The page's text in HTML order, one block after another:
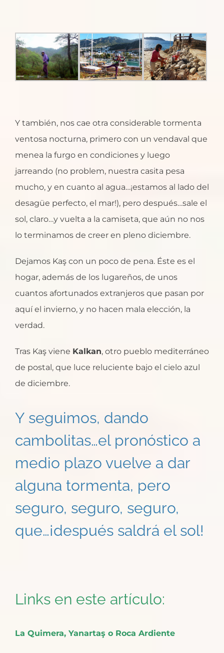
Y también, nos cae otra considerable tormenta
ventosa nocturna, primero con un vendaval que
menea la furgo en condiciones y luego
jarreando (no problem, nuestra casita pesa
mucho, y en cuanto al agua…¡estamos al lado del
desagüe perfecto, el mar!), pero después…sale el
sol, claro…y vuelta a la camiseta, que aún no nos
lo terminamos de creer en pleno diciembre.
Dejamos Kaş con un poco de pena. Éste es el
hogar, además de los lugareños, de unos
cuantos afortunados extranjeros que pasan por
aquí el invierno, y no hacen mala elección, la
verdad.
Tras Kaş viene Kalkan, otro pueblo mediterráneo
de postal, que luce reluciente bajo el cielo azul
de diciembre.
Y seguimos, dando
cambolitas…el pronóstico a
medio plazo vuelve a dar
alguna tormenta, pero
seguro, seguro, seguro,
que…¡después saldrá el sol!
Links en este artículo:
La Quimera, Yanartaş o Roca Ardiente